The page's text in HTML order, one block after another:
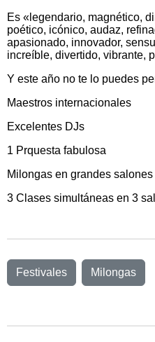
Es «legendario, magnético,
poético, icónico, audaz,
apasionado, innovador,
increíble, divertido, vibrante,
Y este año no te lo puedes
Maestros internacionales
Excelentes DJs
1 Prquesta fabulosa
Milongas en grandes salones
3 Clases simultáneas en 3
Festivales Milongas